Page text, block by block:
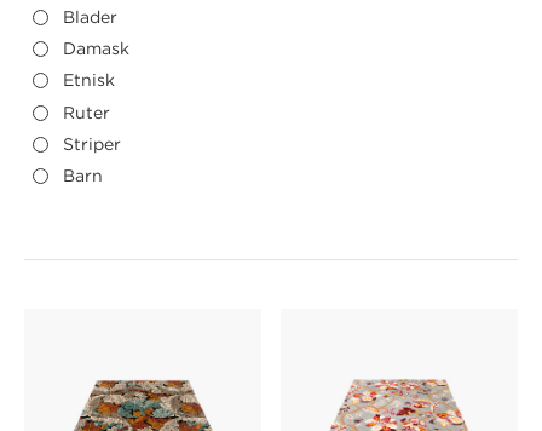
Blader
Damask
Etnisk
Ruter
Striper
Barn